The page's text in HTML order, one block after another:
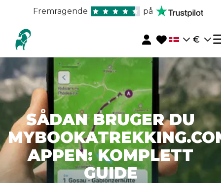
Fremragende på
€
SÅDAN BRUGER DU
APPEN: KOMPLETT
GUIDE